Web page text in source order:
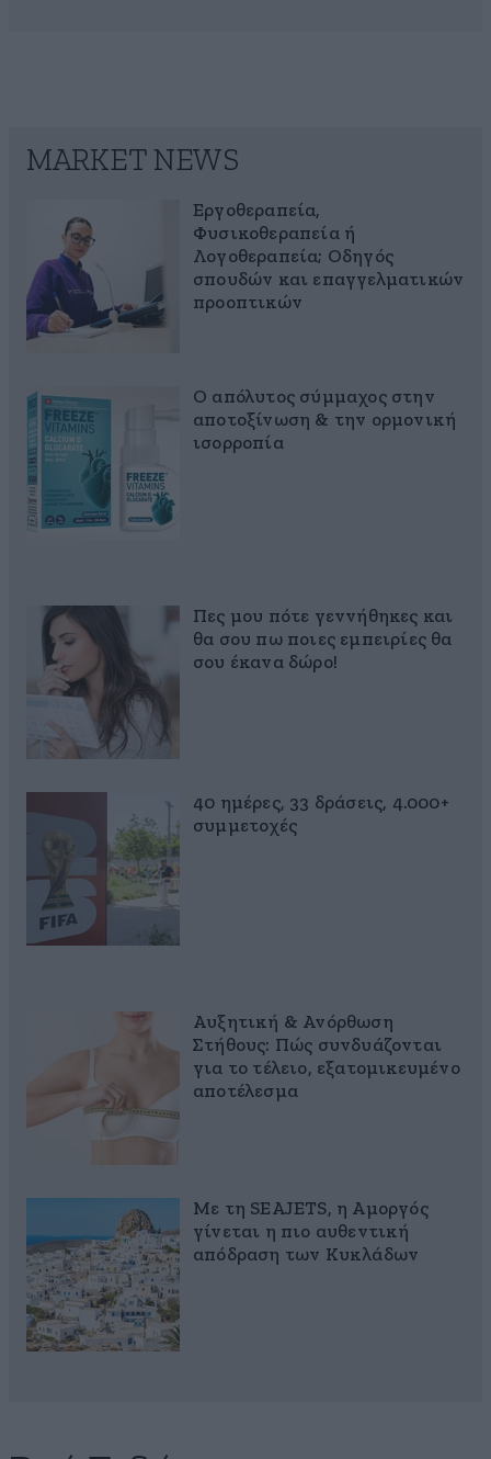
MARKET NEWS
Εργοθεραπεία,
Φυσικοθεραπεία ή
Λογοθεραπεία; Οδηγός
σπουδών και επαγγελματικών
προοπτικών
Ο απόλυτος σύμμαχος στην
αποτοξίνωση & την ορμονική
ισορροπία
Πες μου πότε γεννήθηκες και
θα σου πω ποιες εμπειρίες θα
σου έκανα δώρο!
40 ημέρες, 33 δράσεις, 4.000+
συμμετοχές
Αυξητική & Ανόρθωση
Στήθους: Πώς συνδυάζονται
για το τέλειο, εξατομικευμένο
αποτέλεσμα
Με τη SEAJETS, η Αμοργός
γίνεται η πιο αυθεντική
απόδραση των Κυκλάδων